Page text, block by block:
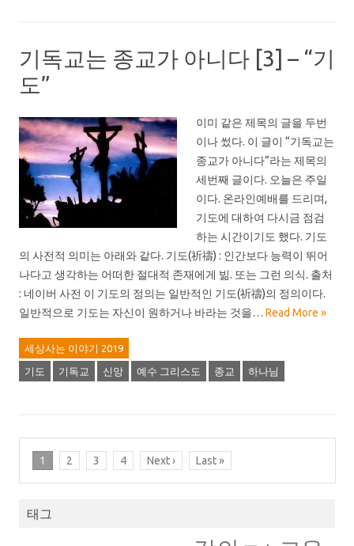
기독교는 종교가 아니다 [3] – “기
도”
이미 같은 제목의 글을 두번
이나 썼다. 이 글이 “기독교는
종교가 아니다”라는 제목의
세번째 글이다. 오늘은 주일
이다. 온라인예배를 드리며,
기도에 대하여 다시금 점검
하는 시간이기도 했다. 기도
의 사전적 의미는 아래와 같다. 기도(祈禱) : 인간보다 능력이 뛰어
나다고 생각하는 어떠한 절대적 존재에게 빎. 또는 그런 의식. 출처
: 네이버 사전 이 기도의 정의는 일반적인 기도(祈禱)의 정의이다.
일반적으로 기도는 자신이 원하거나 바라는 것을… Read More »
세상사는 이야기 2019
기도 기독교 신앙 예수 그리스도 종교 하나님
1 2 3 4 Next › Last »
태그